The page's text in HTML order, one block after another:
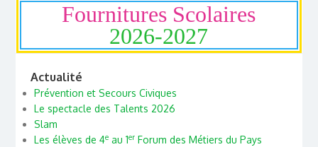
Fournitures Scolaires
2026-2027
Actualité
Prévention et Secours Civiques
Le spectacle des Talents 2026
Slam
Les élèves de 4eau 1erForum des Métiers du Pays